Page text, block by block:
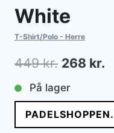
White
T-Shirt/Polo - Herre
449kr. Den
pris
var:
268 kr.
På lager